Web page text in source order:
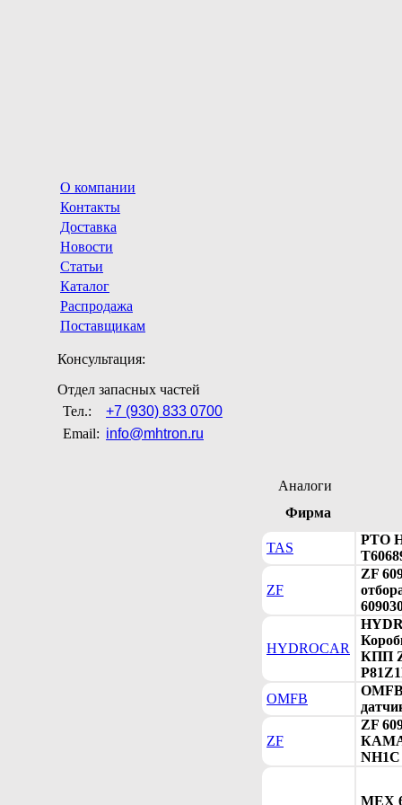
О компании
Контакты
Доставка
Новости
Статьи
Каталог
Распродажа
Поставщикам
Консультация:
Отдел запасных частей
Тел.:
+7 (930) 833 0700
Email: info@mhtron.ru
Аналоги
Фирма
TAS
PTO
ZF
ZF
HYDROCAR
КПП
OMFB
ZF
ZF
NH1C
MEX